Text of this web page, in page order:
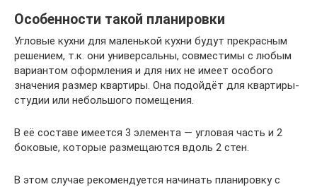
Особенности такой планировки
Угловые кухни для маленькой кухни будут прекрасным
решением, т.к. они универсальны, совместимы с любым
вариантом оформления и для них не имеет особого
значения размер квартиры. Она подойдёт для квартиры-
студии или небольшого помещения.
В её составе имеется 3 элемента — угловая часть и 2
боковые, которые размещаются вдоль 2 стен.
В этом случае рекомендуется начинать планировку с